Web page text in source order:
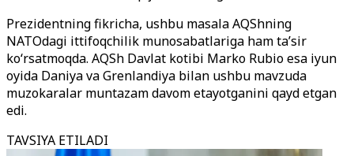
Prezidentning fikricha, ushbu masala AQShning
NATOdagi ittifoqchilik munosabatlariga ham ta’sir
ko‘rsatmoqda. AQSh Davlat kotibi Marko Rubio esa iyun
oyida Daniya va Grenlandiya bilan ushbu mavzuda
muzokaralar muntazam davom etayotganini qayd etgan
edi.
TAVSIYA ETILADI